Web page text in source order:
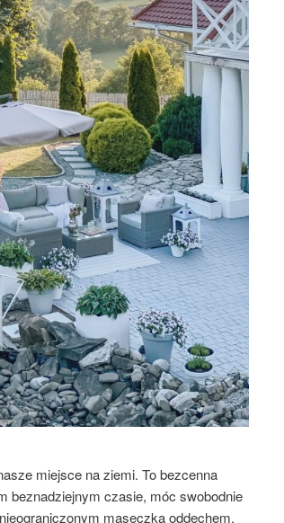
miejsce na ziemi. To bezcenna
beznadziejnym czasie, móc swobodnie
maseczką oddechem.